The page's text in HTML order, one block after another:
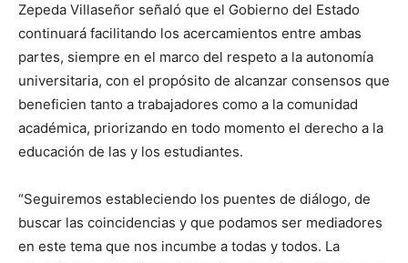
Zepeda Villaseñor señaló que el Gobierno del Estado
continuará facilitando los acercamientos entre ambas
partes, siempre en el marco del respeto a la autonomía
universitaria, con el propósito de alcanzar consensos que
beneficien tanto a trabajadores como a la comunidad
académica, priorizando en todo momento el derecho a la
educación de las y los estudiantes.
“Seguiremos estableciendo los puentes de diálogo, de
buscar las coincidencias y que podamos ser mediadores
en este tema que nos incumbe a todas y todos. La